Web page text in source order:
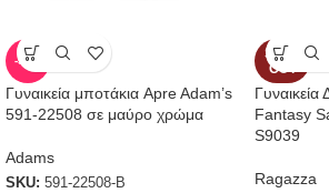
-50%
Γυναικεία μποτάκια Apre Adam’s
591-22508 σε μαύρο χρώμα
Adams
SKU: 591-22508-B
SOLD
OUT
Fantasy
S9039
Ragazza